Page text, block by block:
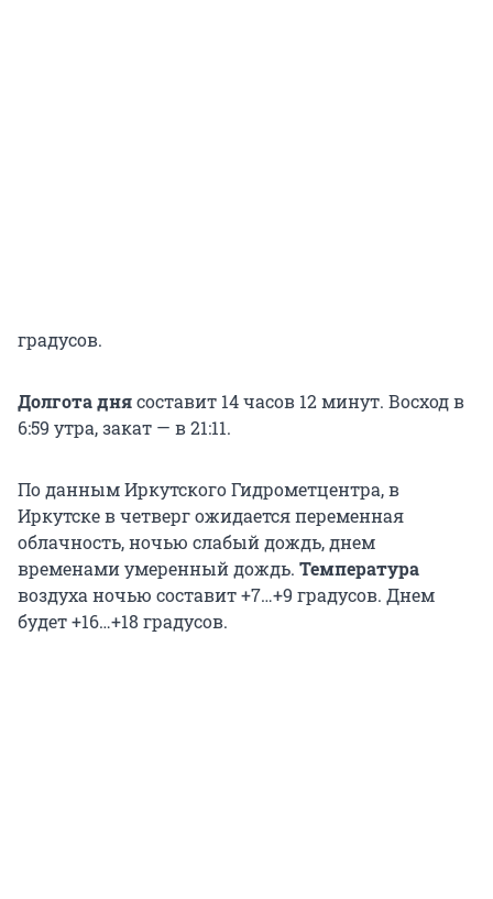
градусов.
Долгота днясоставит 14 часов 12 минут. Восход в
6:59 утра, закат — в 21:11.
По данным Иркутского Гидрометцентра, в
Иркутске в четверг ожидается переменная
облачность, ночью слабый дождь, днем
временами умеренный дождь. Температура
воздуха ночью составит +7…+9 градусов. Днем
будет +16…+18 градусов.